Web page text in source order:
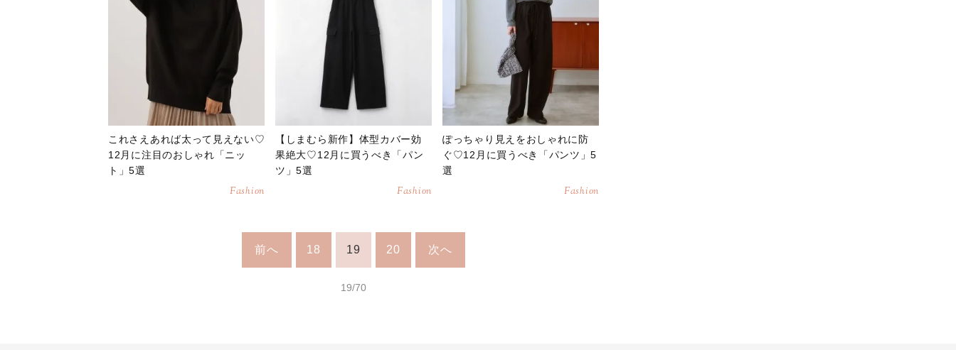
これさえあれば太って見えない♡
12月に注目のおしゃれ「ニッ
ト」5選
Fashion
【しまむら新作】体型カバー効
果絶大♡12月に買うべき「パン
ツ」5選
Fashion
ぽっちゃり見えをおしゃれに防
ぐ♡12月に買うべき「パンツ」5
選
Fashion
前へ 18 19 20 次へ
19/70